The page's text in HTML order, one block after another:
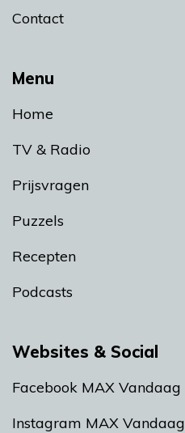
Menu
Home
TV & Radio
Prijsvragen
Puzzels
Recepten
Podcasts
Contact
Websites & Social
Facebook MAX Vandaag
Instagram MAX Vandaag